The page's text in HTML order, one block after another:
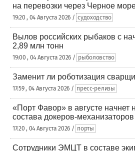
на перевозки через Черное
19:20 , 04 Августа 2026 / судоходство
Вылов российских рыбаков с
2,89 млн тонн
19:00 , 04 Августа 2026 / рыболовство
Заменит ли роботизация
17:59 , 04 Августа 2026 / пресс-релизы
«Порт Фавор» в августе начнет
состава докеров-механизаторов
17:20 , 04 Августа 2026 / порты
Сотрудники ЭМЦТ в составе